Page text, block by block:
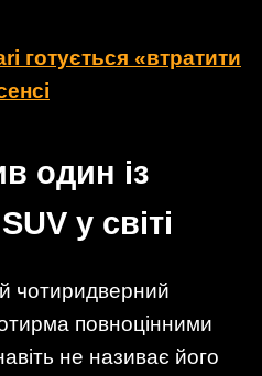
готується «втратити
один із
у світі
чотиридверний
повноцінними
не називає його